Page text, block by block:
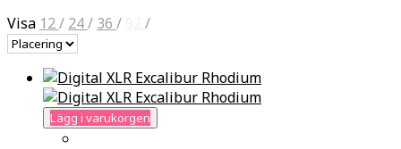
Visa 12/ 24/ 36 / /
Lägg i varukorgen